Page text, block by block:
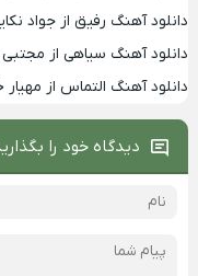
دانلود آهنگ رفیق از جواد
دانلود آهنگ سیاهی از مجتبی
دانلود آهنگ التماس از مهیار
دیدگاه خود را